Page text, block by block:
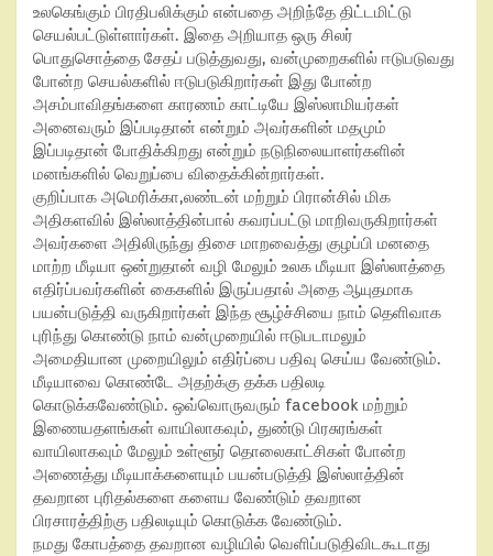
உலகெங்கும் பிரதிபலிக்கும் என்பதை அறிந்தே திட்டமிட்டு
செயல்பட்டுள்ளார்கள். இதை அறியாத ஒரு சிலர்
பொதுசொத்தை சேதப் படுத்துவது, வன்முறைகளில் ஈடுபடுவது
போன்ற செயல்களில் ஈடுபடுகிறார்கள் இது போன்ற
அசம்பாவிதங்களை காரணம் காட்டியே இஸ்லாமியர்கள்
அனைவரும் இப்படிதான் என்றும் அவர்களின் மதமும்
இப்படிதான் போதிக்கிறது என்றும் நடுநிலையாளர்களின்
மனங்களில் வெறுப்பை விதைக்கின்றார்கள்.
குறிப்பாக அமெரிக்கா,லண்டன் மற்றும் பிரான்சில் மிக
அதிகளவில் இஸ்லாத்தின்பால் கவரப்பட்டு மாறிவருகிறார்கள்
அவர்களை அதிலிருந்து திசை மாறவைத்து குழப்பி மனதை
மாற்ற மீடியா ஒன்றுதான் வழி மேலும் உலக மீடியா இஸ்லாத்தை
எதிர்ப்பவர்களின் கைகளில் இருப்பதால் அதை ஆயுதமாக
பயன்படுத்தி வருகிறார்கள் இந்த சூழ்ச்சியை நாம் தெளிவாக
புரிந்து கொண்டு நாம் வன்முறையில் ஈடுபடாமலும்
அமைதியான முறையிலும் எதிர்ப்பை பதிவு செய்ய வேண்டும்.
மீடியாவை கொண்டே அதற்க்கு தக்க பதிலடி
கொடுக்கவேண்டும். ஒவ்வொருவரும் facebook மற்றும்
இணையதளங்கள் வாயிலாகவும், துண்டு பிரசுரங்கள்
வாயிலாகவும் மேலும் உள்ளூர் தொலைகாட்சிகள் போன்ற
அணைத்து மீடியாக்களையும் பயன்படுத்தி இஸ்லாத்தின்
தவறான புரிதல்களை களைய வேண்டும் தவறான
பிரசாரத்திற்கு பதிலடியும் கொடுக்க வேண்டும்.
நமது கோபத்தை தவறான வழியில் வெளிப்படுதிவிடகூடாது